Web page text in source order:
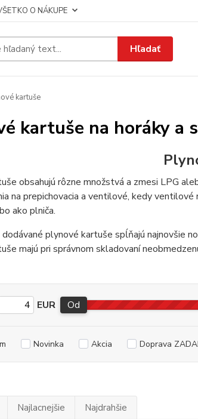
O NÁKUPE
Hľadať
kartuše
kartuše na horáky a
obsahujú rôzne množstvá a zmesi LPG
na prepichovacia a ventilové, kedy
ako plniča.
plynové kartuše spĺňajú najnovšie
majú pri správnom skladovaní
EUR Od
Novinka Akcia Doprava
Najlacnejšie Najdrahšie